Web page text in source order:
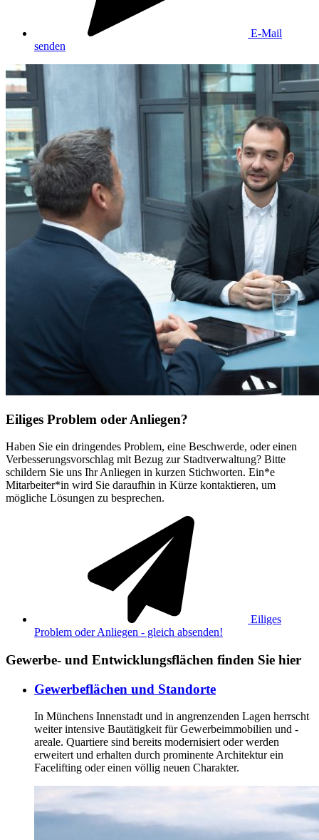
E-Mail
senden
Eiliges Problem oder Anliegen?
Haben Sie ein dringendes Problem, eine Beschwerde, oder einen
Verbesserungsvorschlag mit Bezug zur Stadtverwaltung? Bitte
schildern Sie uns Ihr Anliegen in kurzen Stichworten. Ein*e
Mitarbeiter*in wird Sie daraufhin in Kürze kontaktieren, um
mögliche Lösungen zu besprechen.
Eiliges
Problem oder Anliegen - gleich absenden!
Gewerbe- und Entwicklungsflächen finden Sie hier
Gewerbeflächen und Standorte
In Münchens Innenstadt und in angrenzenden Lagen herrscht
weiter intensive Bautätigkeit für Gewerbeimmobilien und -
areale. Quartiere sind bereits modernisiert oder werden
erweitert und erhalten durch prominente Architektur ein
Facelifting oder einen völlig neuen Charakter.